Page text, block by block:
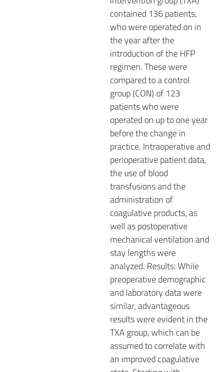
contained 136 patients,
who were operated on in
the year after the
introduction of the HFP
regimen. These were
compared to a control
group (CON) of 123
patients who were
operated on up to one year
before the change in
practice. Intraoperative and
perioperative patient data,
the use of blood
transfusions and the
administration of
coagulative products, as
well as postoperative
mechanical ventilation and
stay lengths were
analyzed. Results: While
preoperative demographic
and laboratory data were
similar, advantageous
results were evident in the
TXA group, which can be
assumed to correlate with
an improved coagulative